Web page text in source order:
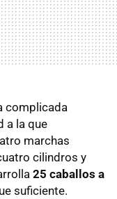
complicada
a la que
marchas
cilindros y
25 caballos a
suficiente.